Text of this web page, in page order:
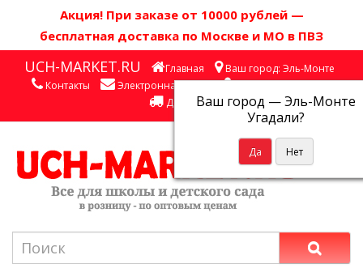
Акция! При заказе от 10000 рублей —
бесплатная доставка по Москве и МО в ПВЗ
UCH-MARKET.RU Главная Ваш город: Эль-Монте
Ваш город —Эль-Монте
Угадали?
Контакты Электронная почта
Личный кабинет
Доставка